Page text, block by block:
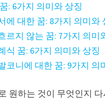
: 6가지 의미와 상징
에 대한 꿈: 8가지 의미와
르지 않는 꿈: 7가지 의미
식 꿈: 6가지 의미와 상징
코니에 대한 꿈: 9가지 의
원하는 것이 무엇인지